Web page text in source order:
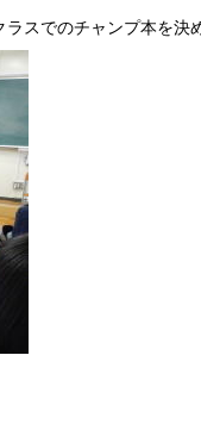
スでのチャンプ本を決